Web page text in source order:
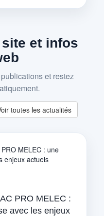
et infos
et restez
toutes les actualités
PRO MELEC :
avec les enjeux